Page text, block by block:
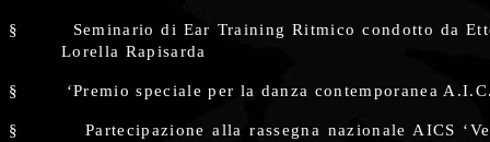
§
Seminario di Ear Training Ritmico condotto da
Lorella Rapisarda
§ ‘Premio speciale per la danza contemporanea
§
Partecipazione alla rassegna nazionale AICS